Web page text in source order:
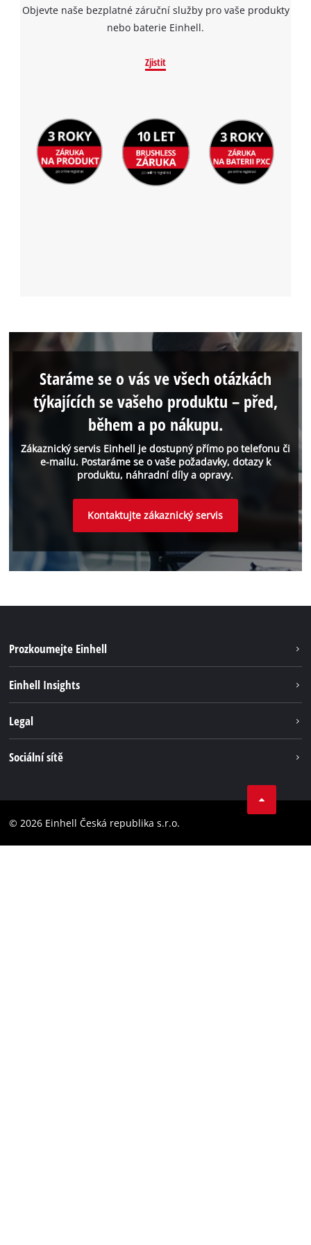
Objevte naše bezplatné záruční služby pro vaše produkty
nebo baterie Einhell.
Zjistit
Zákaznický servis Einhell je dostupný přímo po telefonu či
e-mailu. Postaráme se o vaše požadavky, dotazy k
produktu, náhradní díly a opravy.
Staráme se o vás ve všech otázkách
týkajících se vašeho produktu – před,
během a po nákupu.
Kontaktujte zákaznický servis
Prozkoumejte Einhell
Systém akumulátorů
Einhell Insights
Einhell celosvětově
Legal
Prohlášení o přístupnosti
Sociální sítě
Instagram
© 2026 Einhell Česká republika s.r.o.